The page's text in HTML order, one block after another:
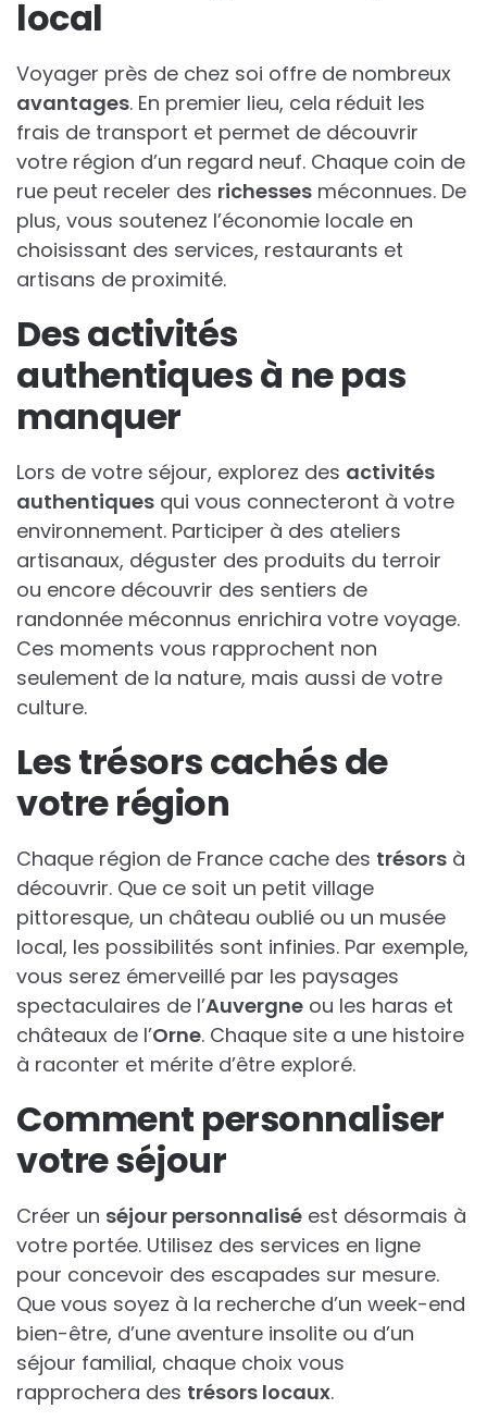
local
Voyager près de chez soi offre de nombreux
avantages. En premier lieu, cela réduit les
frais de transport et permet de découvrir
votre région d’un regard neuf. Chaque coin de
rue peut receler des richesses méconnues. De
plus, vous soutenez l’économie locale en
choisissant des services, restaurants et
artisans de proximité.
Des activités
authentiques à ne pas
manquer
Lors de votre séjour, explorez des activités
authentiques qui vous connecteront à votre
environnement. Participer à des ateliers
artisanaux, déguster des produits du terroir
ou encore découvrir des sentiers de
randonnée méconnus enrichira votre voyage.
Ces moments vous rapprochent non
seulement de la nature, mais aussi de votre
culture.
Les trésors cachés de
votre région
Chaque région de France cache des trésors à
découvrir. Que ce soit un petit village
pittoresque, un château oublié ou un musée
local, les possibilités sont infinies. Par exemple,
vous serez émerveillé par les paysages
spectaculaires de l’Auvergne ou les haras et
châteaux de l’Orne. Chaque site a une histoire
à raconter et mérite d’être exploré.
Comment personnaliser
votre séjour
Créer un séjour personnalisé est désormais à
votre portée. Utilisez des services en ligne
pour concevoir des escapades sur mesure.
Que vous soyez à la recherche d’un week-end
bien-être, d’une aventure insolite ou d’un
séjour familial, chaque choix vous
rapprochera des trésors locaux.